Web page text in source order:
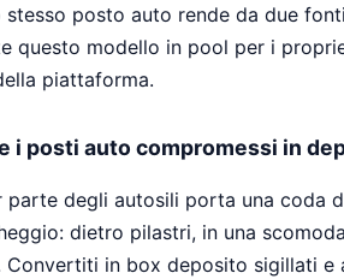
posto auto rende da due
questo modello in pool per i
piattaforma.
i posti auto compromessi in
parte degli autosili porta una coda
dietro pilastri, in una
Convertiti in box deposito sigillati e